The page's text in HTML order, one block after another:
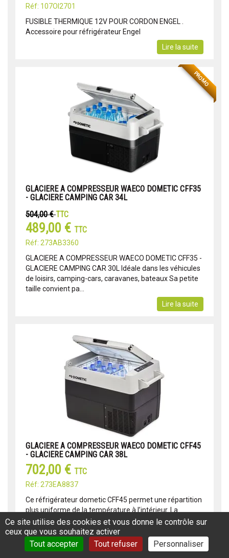
Réf: 107OI2701
FUSIBLE THERMIQUE 12V POUR CORDON ENGEL .
Accessoire pour réfrigérateur Engel
Lire la suite
PROMO
GLACIERE A COMPRESSEUR WAECO DOMETIC CFF35
- GLACIERE CAMPING CAR 34L
504,00 €TTC
489,00 € TTC
Réf: 273AB3360
GLACIERE A COMPRESSEUR WAECO DOMETIC CFF35 -
GLACIERE CAMPING CAR 30L Idéale dans les véhicules
de loisirs, camping-cars, caravanes, bateaux Sa petite
taille convient pa...
Lire la suite
GLACIERE A COMPRESSEUR WAECO DOMETIC CFF45
- GLACIERE CAMPING CAR 38L
702,00 € TTC
Réf: 273EA8837
Ce réfrigérateur dometic CFF45 permet une répartition
plus uniforme de la température à l’intérieur. La
glacière dometic est idéal pour les aventuriers mobiles
! Dimens...
Lire la suite
Ce site utilise des cookies et vous donne le contrôle sur
ceux que vous souhaitez activer
Tout accepter
Tout refuser Personnaliser